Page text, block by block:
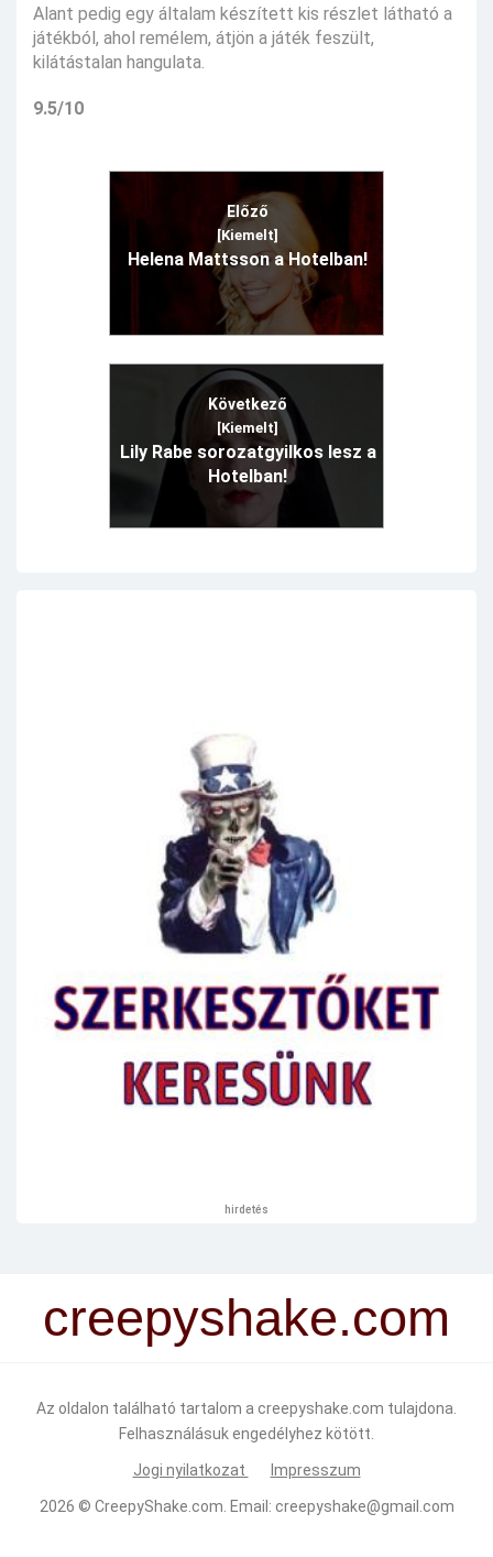
Alant pedig egy általam készített kis részlet látható a
játékból, ahol remélem, átjön a játék feszült,
kilátástalan hangulata.
9.5/10
Előző
[Kiemelt]
Helena Mattsson a Hotelban!
Következő
[Kiemelt]
Lily Rabe sorozatgyilkos lesz a
Hotelban!
hirdetés
creepyshake.com
Az oldalon található tartalom a creepyshake.com tulajdona.
Felhasználásuk engedélyhez kötött.
Jogi nyilatkozat Impresszum
2026 © CreepyShake.com . Email: creepyshake@gmail.com